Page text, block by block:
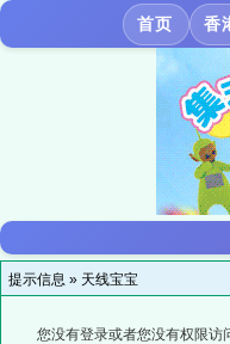
首页 香
提示信息 » 天线宝宝
您没有登录或者您没有权限访